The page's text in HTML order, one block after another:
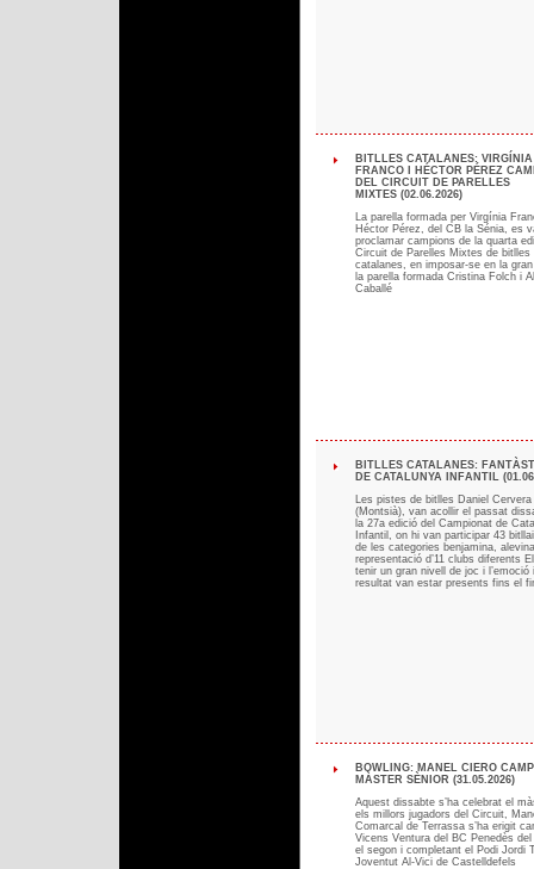
BITLLES CATALANES: VIRGÍNIA
FRANCO I HÉCTOR PÉREZ
DEL CIRCUIT DE PARELLES
MIXTES (02.06.2026)
La parella formada per Virgínia
Héctor Pérez, del CB la Sénia, es
proclamar campions de la quarta
Circuit de Parelles Mixtes de bitlles
catalanes, en imposar-se en la
la parella formada Cristina Folch i
Caballé
BITLLES CATALANES:
DE CATALUNYA INFANTIL
Les pistes de bitlles Daniel Cervera
(Montsià), van acollir el passat
la 27a edició del Campionat de
Infantil, on hi van participar 43
de les categories benjamina,
representació d’11 clubs diferents
tenir un gran nivell de joc i
resultat van estar presents fins el
BOWLING: MANEL CIERO
MÀSTER SÈNIOR (31.05.2026)
Aquest dissabte s’ha celebrat el
els millors jugadors del Circuit,
Comarcal de Terrassa s’ha erigit
Vicens Ventura del BC Penedès
el segon i completant el Podi Jordi
Joventut Al-Vici de Castelldefels